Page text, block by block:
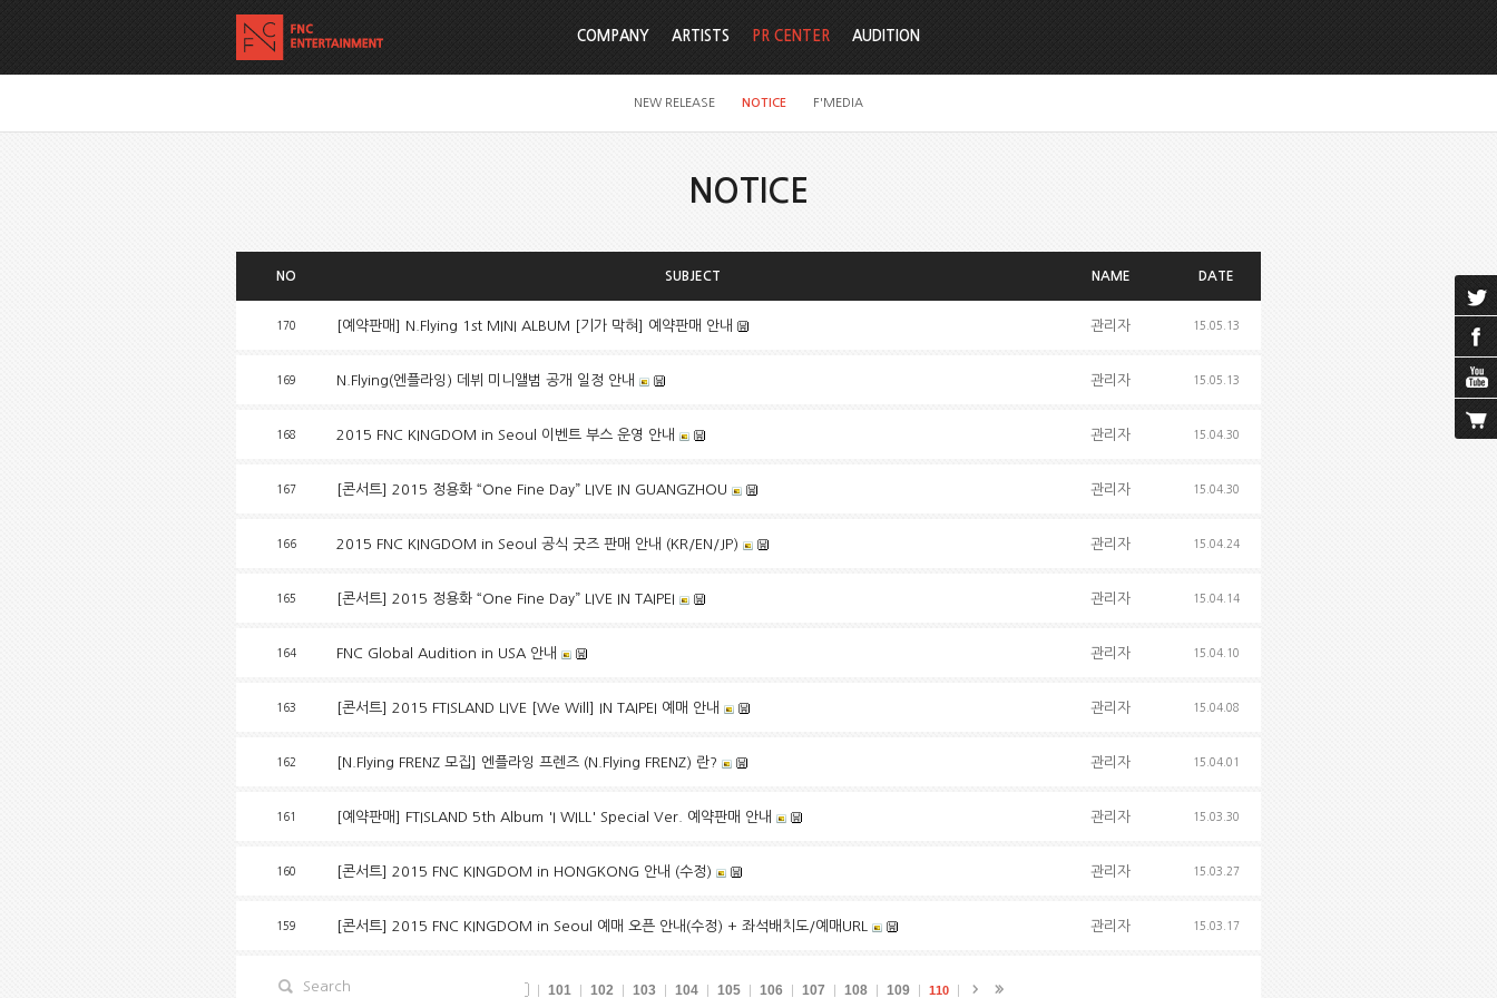
COMPANY ARTISTS PR CENTER
NEW RELEASE NOTICE F'MEDIA
AUDITION
NOTICE
NO SUBJECT NAME DATE
170 [예약판매] N.Flying 1st MINI ALBUM [기가 막혀] 예약판매 안내 관리자 15.05.13
169 N.Flying(엔플라잉) 데뷔 미니앨범 공개 일정 안내 관리자 15.05.13
168 2015 FNC KINGDOM in Seoul 이벤트 부스 운영 안내 관리자 15.04.30
167 [콘서트] 2015 정용화 “One Fine Day” LIVE IN GUANGZHOU 관리자 15.04.30
166 2015 FNC KINGDOM in Seoul 공식 굿즈 판매 안내 (KR/EN/JP) 관리자 15.04.24
165 [콘서트] 2015 정용화 “One Fine Day” LIVE IN TAIPEI 관리자 15.04.14
164 FNC Global Audition in USA 안내 관리자 15.04.10
163 [콘서트] 2015 FTISLAND LIVE [We Will] IN TAIPEI 예매 안내 관리자 15.04.08
162 [N.Flying FRENZ 모집] 엔플라잉 프렌즈 (N.Flying FRENZ) 란? 관리자 15.04.01
161 [예약판매] FTISLAND 5th Album 'I WILL' Special Ver. 예약판매 안내 관리자 15.03.30
160 [콘서트] 2015 FNC KINGDOM in HONGKONG 안내 (수정) 관리자 15.03.27
159 [콘서트] 2015 FNC KINGDOM in Seoul 예매 오픈 안내(수정) + 좌석배치도/예매URL 관리자 15.03.17
101 102 103 104 105 106 107 108 109 110
Search